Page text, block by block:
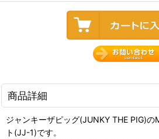
商品詳細
ジャンキーザピッグ(JUNKY THE PIG)
ト(JJ-1)です。